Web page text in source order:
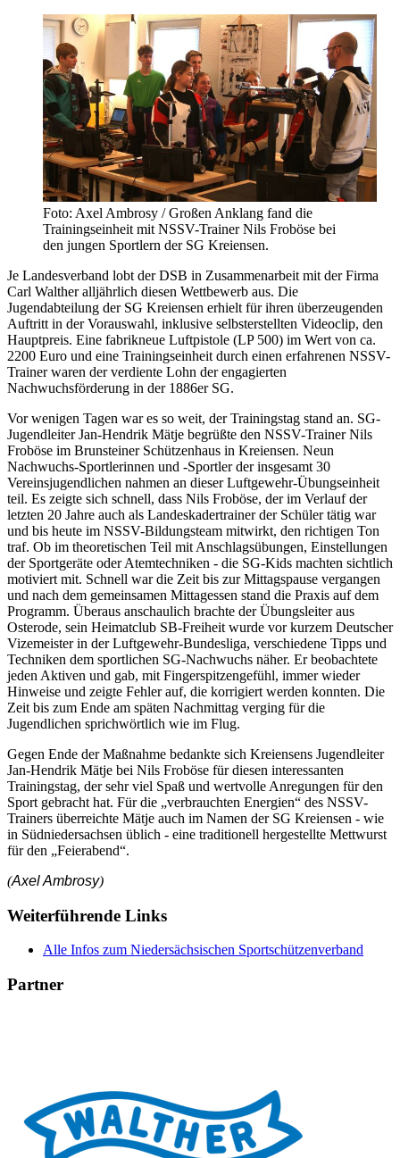
Foto: Axel Ambrosy / Großen Anklang fand die
Trainingseinheit mit NSSV-Trainer Nils Froböse bei
den jungen Sportlern der SG Kreiensen.
Je Landesverband lobt der DSB in Zusammenarbeit mit der Firma
Carl Walther alljährlich diesen Wettbewerb aus. Die
Jugendabteilung der SG Kreiensen erhielt für ihren überzeugenden
Auftritt in der Vorauswahl, inklusive selbsterstellten Videoclip, den
Hauptpreis. Eine fabrikneue Luftpistole (LP 500) im Wert von ca.
2200 Euro und eine Trainingseinheit durch einen erfahrenen NSSV-
Trainer waren der verdiente Lohn der engagierten
Nachwuchsförderung in der 1886er SG.
Vor wenigen Tagen war es so weit, der Trainingstag stand an. SG-
Jugendleiter Jan-Hendrik Mätje begrüßte den NSSV-Trainer Nils
Froböse im Brunsteiner Schützenhaus in Kreiensen. Neun
Nachwuchs-Sportlerinnen und -Sportler der insgesamt 30
Vereinsjugendlichen nahmen an dieser Luftgewehr-Übungseinheit
teil. Es zeigte sich schnell, dass Nils Froböse, der im Verlauf der
letzten 20 Jahre auch als Landeskadertrainer der Schüler tätig war
und bis heute im NSSV-Bildungsteam mitwirkt, den richtigen Ton
traf. Ob im theoretischen Teil mit Anschlagsübungen, Einstellungen
der Sportgeräte oder Atemtechniken - die SG-Kids machten sichtlich
motiviert mit. Schnell war die Zeit bis zur Mittagspause vergangen
und nach dem gemeinsamen Mittagessen stand die Praxis auf dem
Programm. Überaus anschaulich brachte der Übungsleiter aus
Osterode, sein Heimatclub SB-Freiheit wurde vor kurzem Deutscher
Vizemeister in der Luftgewehr-Bundesliga, verschiedene Tipps und
Techniken dem sportlichen SG-Nachwuchs näher. Er beobachtete
jeden Aktiven und gab, mit Fingerspitzengefühl, immer wieder
Hinweise und zeigte Fehler auf, die korrigiert werden konnten. Die
Zeit bis zum Ende am späten Nachmittag verging für die
Jugendlichen sprichwörtlich wie im Flug.
Gegen Ende der Maßnahme bedankte sich Kreiensens Jugendleiter
Jan-Hendrik Mätje bei Nils Froböse für diesen interessanten
Trainingstag, der sehr viel Spaß und wertvolle Anregungen für den
Sport gebracht hat. Für die „verbrauchten Energien“ des NSSV-
Trainers überreichte Mätje auch im Namen der SG Kreiensen - wie
in Südniedersachsen üblich - eine traditionell hergestellte Mettwurst
für den „Feierabend“.
(Axel Ambrosy)
Weiterführende Links
Alle Infos zum Niedersächsischen Sportschützenverband
Partner